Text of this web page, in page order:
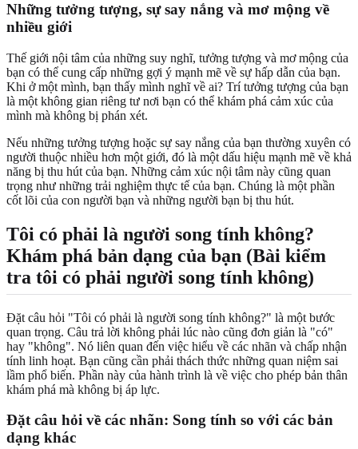
Những tưởng tượng, sự say nắng và mơ mộng về
nhiều giới
Thế giới nội tâm của những suy nghĩ, tưởng tượng và mơ mộng của
bạn có thể cung cấp những gợi ý mạnh mẽ về sự hấp dẫn của bạn.
Khi ở một mình, bạn thấy mình nghĩ về ai? Trí tưởng tượng của bạn
là một không gian riêng tư nơi bạn có thể khám phá cảm xúc của
mình mà không bị phán xét.
Nếu những tưởng tượng hoặc sự say nắng của bạn thường xuyên có
người thuộc nhiều hơn một giới, đó là một dấu hiệu mạnh mẽ về khả
năng bị thu hút của bạn. Những cảm xúc nội tâm này cũng quan
trọng như những trải nghiệm thực tế của bạn. Chúng là một phần
cốt lõi của con người bạn và những người bạn bị thu hút.
Tôi có phải là người song tính không?
Khám phá bản dạng của bạn (Bài kiểm
tra tôi có phải người song tính không)
Đặt câu hỏi "Tôi có phải là người song tính không?" là một bước
quan trọng. Câu trả lời không phải lúc nào cũng đơn giản là "có"
hay "không". Nó liên quan đến việc hiểu về các nhãn và chấp nhận
tính linh hoạt. Bạn cũng cần phải thách thức những quan niệm sai
lầm phổ biến. Phần này của hành trình là về việc cho phép bản thân
khám phá mà không bị áp lực.
Đặt câu hỏi về các nhãn: Song tính so với các bản
dạng khác